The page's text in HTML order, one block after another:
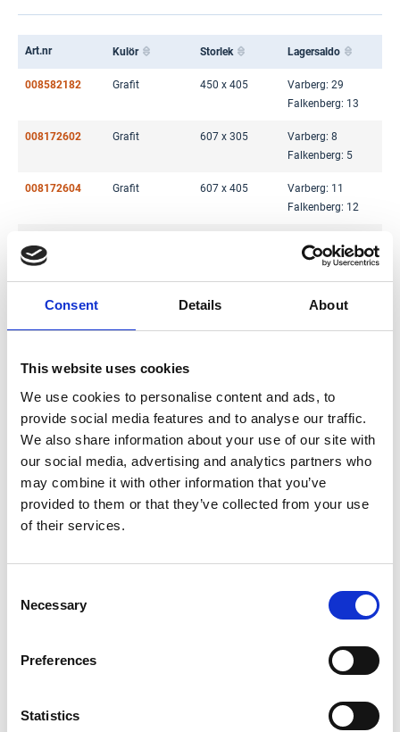
Consent Details About
This website uses cookies
We use cookies to personalise content and ads, to
provide social media features and to analyse our traffic.
We also share information about your use of our site with
our social media, advertising and analytics partners who
may combine it with other information that you’ve
provided to them or that they’ve collected from your use
of their services.
Selection
Necessary
Preferences
Statistics
Art.nr Kulör Storlek Lagersaldo
008582182 Grafit 450 x 405
Varberg: 29
Falkenberg: 13
008172602 Grafit 607 x 305
Varberg: 8
Falkenberg: 5
008172604 Grafit 607 x 405
Varberg: 11
Falkenberg: 12
Falkenberg: 10
Falkenberg: 3
006359395 Vit 450 x 405
Varberg: 17
Falkenberg: 12
006359397 Vit 450 x 494
Varberg: 8
Falkenberg: 10
003630314 Vit 607 x 305
Varberg: 11
005004506
Varberg: 47
Falkenberg: 34
001739893
Varberg: 14
Falkenberg: 13
Varberg: 43
Falkenberg: 60